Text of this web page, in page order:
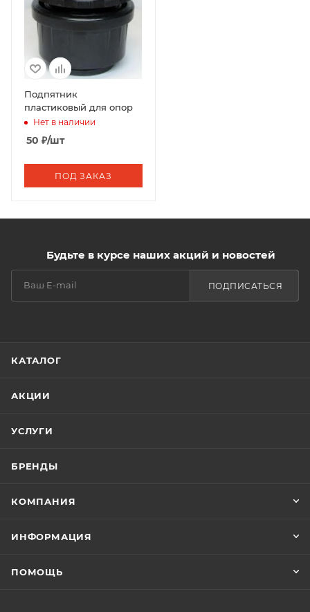
Подпятник
пластиковый для опор
Нет в наличии
50 ₽/шт
ПОД ЗАКАЗ
Будьте в курсе наших акций и новостей
ПОДПИСАТЬСЯ
КАТАЛОГ
АКЦИИ
УСЛУГИ
БРЕНДЫ
КОМПАНИЯ
ИНФОРМАЦИЯ
ПОМОЩЬ